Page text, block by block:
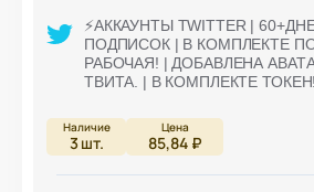
⚡️АККАУНТЫ TWITTER |
ПОДПИСОК | В КОМПЛЕКТЕ
РАБОЧАЯ! | ДОБАВЛЕНА
ТВИТА. | В КОМПЛЕКТЕ ТОКЕН!
3шт. 85,84 ₽